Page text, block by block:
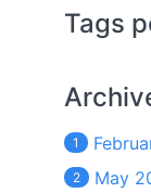
Tags
1
2 May